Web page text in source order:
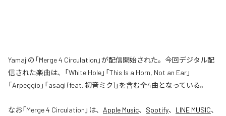
Yamajiの「Merge 4 Circulation」が配信開始された。今回デジタル配
信された楽曲は、「White Hole」「This Is a Horn, Not an Ear」
「Arpeggio」「asagi (feat. 初音ミク)」を含む全4曲となっている。
なお「Merge 4 Circulation 」は、 Apple Music、 Spotify、 LINE MUSIC、